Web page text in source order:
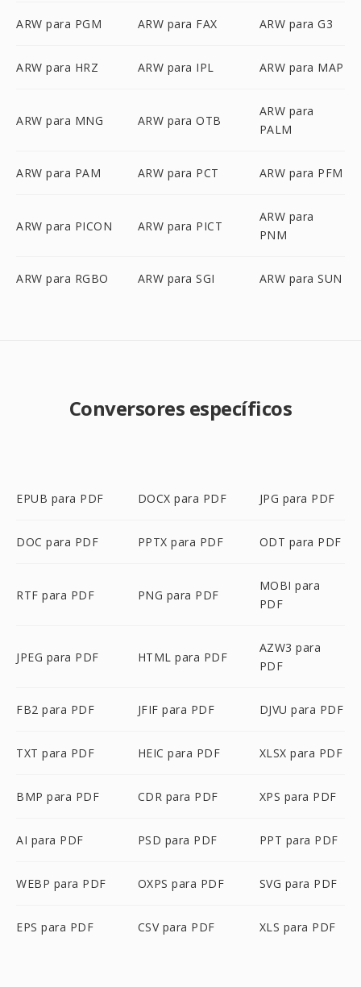
ARW para PGM ARW para FAX ARW para G3
ARW para HRZ ARW para IPL ARW para MAP
ARW para MNG ARW para OTB
ARW para
PALM
ARW para PAM ARW para PCT ARW para PFM
ARW para PICON ARW para PICT
ARW para
PNM
ARW para RGBO ARW para SGI ARW para SUN
Conversores específicos
EPUB para PDF DOCX para PDF JPG para PDF
DOC para PDF PPTX para PDF ODT para PDF
RTF para PDF PNG para PDF
MOBI para
PDF
JPEG para PDF HTML para PDF
AZW3 para
PDF
FB2 para PDF JFIF para PDF DJVU para PDF
TXT para PDF HEIC para PDF XLSX para PDF
BMP para PDF CDR para PDF XPS para PDF
AI para PDF PSD para PDF PPT para PDF
WEBP para PDF OXPS para PDF SVG para PDF
EPS para PDF CSV para PDF XLS para PDF